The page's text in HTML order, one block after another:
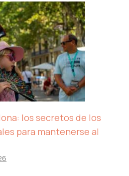
los secretos de los
para mantenerse al